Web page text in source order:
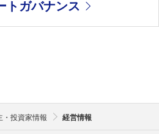
トガバナンス
・投資家情報 経営情報